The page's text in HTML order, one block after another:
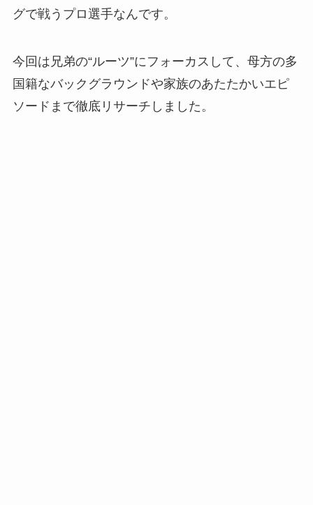
グで戦うプロ選手なんです。
今回は兄弟の“ルーツ”にフォーカスして、母方の多
国籍なバックグラウンドや家族のあたたかいエピ
ソードまで徹底リサーチしました。